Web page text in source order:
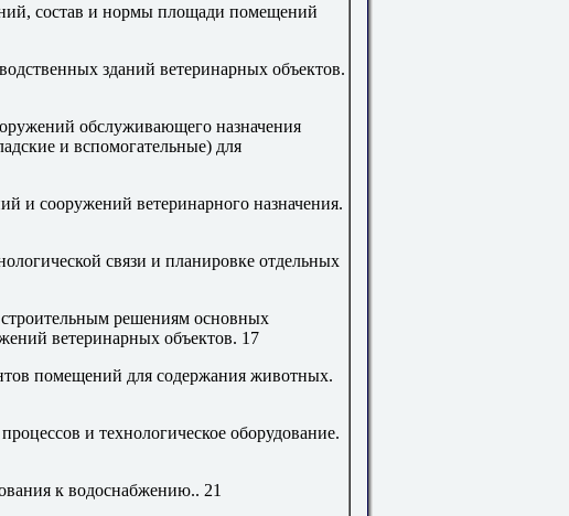
состав и нормы площади помещений
зданий ветеринарных объектов.
обслуживающего назначения
и вспомогательные) для
и сооружений ветеринарного назначения.
связи и планировке отдельных
строительным решениям основных
ветеринарных объектов. 17
помещений для содержания животных.
и технологическое оборудование.
к водоснабжению.. 21